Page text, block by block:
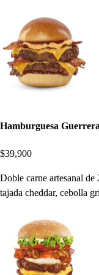
Hamburguesa Guerrera
$39,900
Doble carne artesanal
tajada cheddar, cebolla